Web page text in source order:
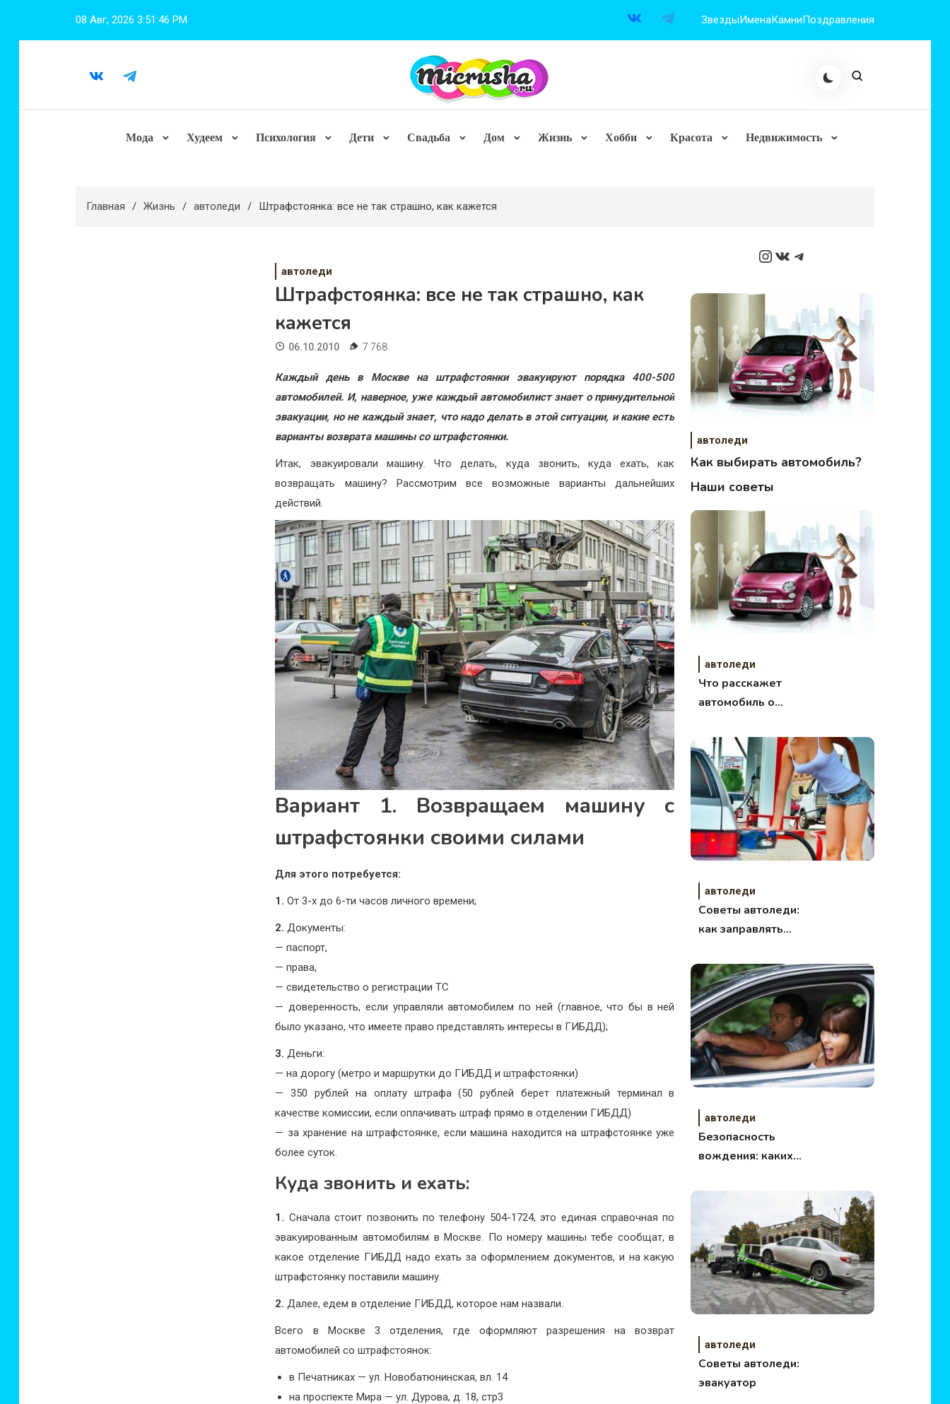
08 Авг, 2026 3:51:47 PM ЗвездыИменаКамниПоздравления
Мода Худеем Психология Дети Свадьба Дом Жизнь Хобби Красота Недвижимость
Главная Жизнь автоледи Штрафстоянка: все не так страшно, как кажется
автоледи
Штрафстоянка: все не так страшно, как
кажется
06.10.2010 7 768
Каждый день в Москве на штрафстоянки эвакуируют порядка 400-500
автомобилей. И, наверное, уже каждый автомобилист знает о принудительной
эвакуации, но не каждый знает, что надо делать в этой ситуации, и какие есть
варианты возврата машины со штрафстоянки.
Итак, эвакуировали машину. Что делать, куда звонить, куда ехать, как
возвращать машину? Рассмотрим все возможные варианты дальнейших
действий.
Вариант 1. Возвращаем машину с
штрафстоянки своими силами
Для этого потребуется:
1.От 3-х до 6-ти часов личного времени;
2.Документы:
— паспорт,
— права,
— свидетельство о регистрации ТС
— доверенность, если управляли автомобилем по ней (главное, что бы в ней
было указано, что имеете право представлять интересы в ГИБДД);
3.Деньги:
— на дорогу (метро и маршрутки до ГИБДД и штрафстоянки)
— 350 рублей на оплату штрафа (50 рублей берет платежный терминал в
качестве комиссии, если оплачивать штраф прямо в отделении ГИБДД)
— за хранение на штрафстоянке, если машина находится на штрафстоянке уже
более суток.
Куда звонить и ехать:
1. Сначала стоит позвонить по телефону 504-1724, это единая справочная по
эвакуированным автомобилям в Москве. По номеру машины тебе сообщат, в
какое отделение ГИБДД надо ехать за оформлением документов, и на какую
штрафстоянку поставили машину.
2.Далее, едем в отделение ГИБДД, которое нам назвали.
Всего в Москве 3 отделения, где оформляют разрешения на возврат
автомобилей со штрафстоянок:
в Печатниках — ул. Новобатюнинская, вл. 14
на проспекте Мира — ул. Дурова, д. 18, стр3
Instagram
ВКонтакте
Telegram
автоледи
Как выбирать автомобиль?
Наши советы
автоледи
Что расскажет
автомобиль о
женщины?
автоледи
Советы автоледи:
как заправлять
автоледи
Безопасность
вождения: каких
остерегаться?
автоледи
Советы автоледи:
эвакуатор